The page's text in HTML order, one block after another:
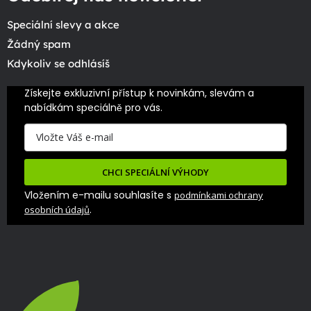
Speciální slevy a akce
Žádný spam
Kdykoliv se odhlásíš
Získejte exkluzivní přístup k novinkám, slevám a
nabídkám speciálně pro vás.
CHCI SPECIÁLNÍ VÝHODY
Vložením e-mailu souhlasíte s podmínkami ochrany
osobních údajů.